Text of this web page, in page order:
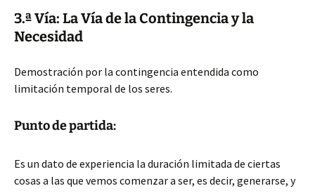
3.ª Vía: La Vía de la Contingencia y la
Necesidad
Demostración por la contingencia entendida como
limitación temporal de los seres.
Punto de partida:
Es un dato de experiencia la duración limitada de ciertas
cosas a las que vemos comenzar a ser, es decir, generarse, y